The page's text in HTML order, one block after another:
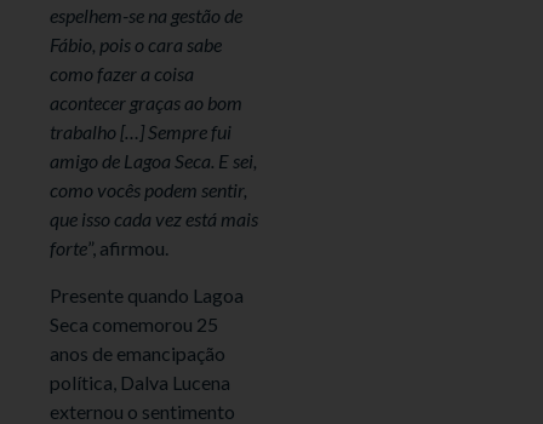
espelhem-se na gestão de
Fábio, pois o cara sabe
como fazer a coisa
acontecer graças ao bom
trabalho […] Sempre fui
amigo de Lagoa Seca. E sei,
como vocês podem sentir,
que isso cada vez está mais
forte”, afirmou.
Presente quando Lagoa
Seca comemorou 25
anos de emancipação
política, Dalva Lucena
externou o sentimento